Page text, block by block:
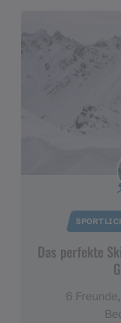
Das perfekte
6